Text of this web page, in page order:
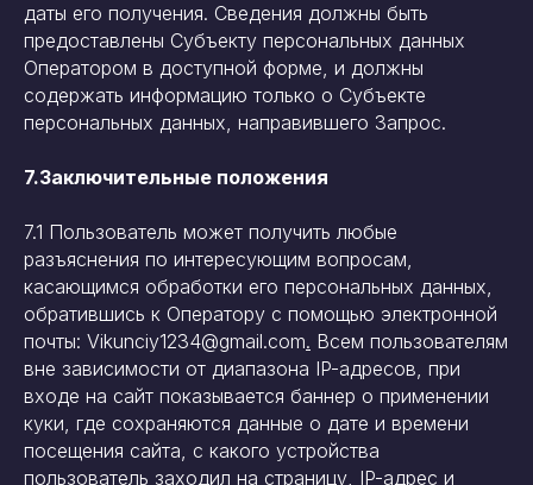
даты его получения. Сведения должны быть
предоставлены Субъекту персональных данных
Оператором в доступной форме, и должны
содержать информацию только о Субъекте
персональных данных, направившего Запрос.
7.Заключительные положения
7.1 Пользователь может получить любые
разъяснения по интересующим вопросам,
касающимся обработки его персональных данных,
обратившись к Оператору с помощью электронной
почты: Vikunciy1234@gmail.com. Всем пользователям
вне зависимости от диапазона IP-адресов, при
входе на сайт показывается баннер о применении
куки, где сохраняются данные о дате и времени
посещения сайта, с какого устройства
пользователь заходил на страницу, IP-адрес и